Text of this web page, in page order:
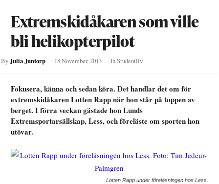
Extremskidåkaren som ville
bli helikopterpilot
ByJulia Juntorp - 18 November, 2013 - InStudentliv
Fokusera, känna och sedan köra. Det handlar det om för
extremskidåkaren Lotten Rapp när hon står på toppen av
berget. I förra veckan gästade hon Lunds
Extremsportarsällskap, Less, och föreläste om sporten hon
utövar.
Lotten Rapp under föreläsningen hos Less.